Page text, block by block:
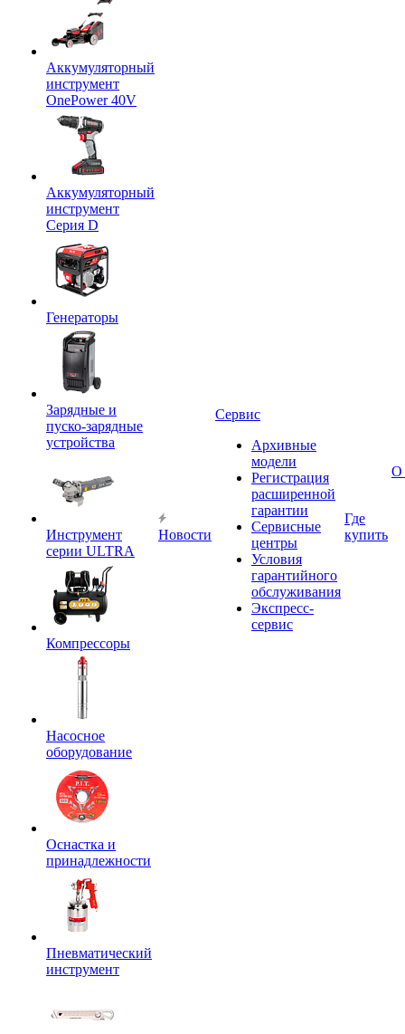
Аккумуляторный
инструмент
OnePower 40V
Аккумуляторный
инструмент
Серия D
Генераторы
Зарядные и
пуско-зарядные
устройства
Инструмент
серии ULTRA
Компрессоры
Насосное
оборудование
Оснастка и
принадлежности
Пневматический
инструмент
Новости
Сервис
Архивные
модели
Регистрация
расширенной
гарантии
Сервисные
центры
Условия
гарантийного
обслуживания
Экспресс-
сервис
Где
купить
О